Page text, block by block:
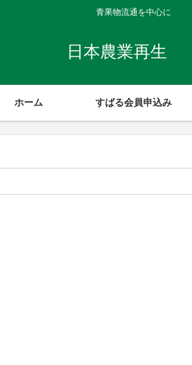
青果物流通を中心に
日本農業再生
ホーム すばる会員申込み